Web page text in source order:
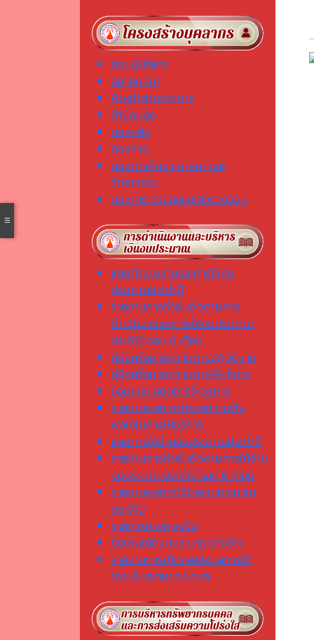
คณะผู้บริหาร
สมาชิกสภา
หัวหน้าส่วนราชการ
สำนักปลัด
กองคลัง
กองช่าง
กองการศึกษา ศาสนา และ
วัฒนธรรม
กองสาธารณสุขและสิ่งแวดล้อม
แผนดำเนินงานและการใช้งบ
ประมาณประจำปี
รายงานการกำกับติดตามการ
ดำเนินงานและการใช้งบประมาณ
ประจำปี รอบ 6 เดือน
คู่มือหรือมาตรฐานการปฏิบัติงาน
คู่มือหรือมาตรฐานการให้บริการ
ข้อมูลเชิงสถิติการให้บริการ
รายงานผลการสำรวจความพึง
พอใจในการให้บริการ
แผนการใช้จ่ายงบประมาณประจำปี
รายงานการกำกับติดตามการใช้จ่าย
งบประมาณประจำปี รอบ 6 เดือน
รายงานผลการใช้จ่ายงบประมาณ
ประจำปี
รายการทางการเงิน
ข้อบัญญัติงบประมาณรายจ่าย
รายงานการเปิดเผยข้อมูลการใช้
จ่ายเงินสะสมของ อปท.